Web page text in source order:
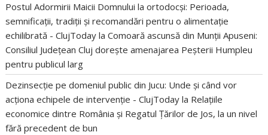
Postul Adormirii Maicii Domnului la ortodocși: Perioada,
semnificații, tradiții și recomandări pentru o alimentație
echilibrată - ClujToday laComoară ascunsă din Munții Apuseni:
Consiliul Județean Cluj dorește amenajarea Peșterii Humpleu
pentru publicul larg
Dezinsecție pe domeniul public din Jucu: Unde și când vor
acționa echipele de intervenție - ClujToday la Relațiile
economice dintre România și Regatul Țărilor de Jos, la un nivel
fără precedent de bun